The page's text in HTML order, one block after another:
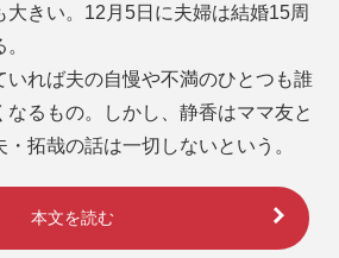
大きい。12月5日に夫婦は結婚15周
れば夫の自慢や不満のひとつも誰
るもの。しかし、静香はママ友と
拓哉の話は一切しないという。
本文を読む